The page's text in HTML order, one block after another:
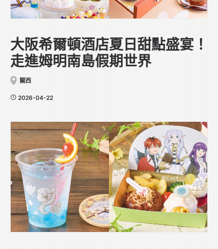
大阪希爾頓酒店夏日甜點盛宴！
走進姆明南島假期世界
關西
2026-04-22